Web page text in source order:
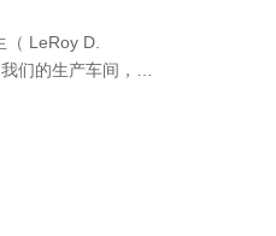
LeRoy D.
们的生产车间，并